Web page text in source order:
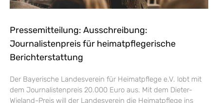
Pressemitteilung: Ausschreibung:
Journalistenpreis für heimatpflegerische
Berichterstattung
Der Bayerische Landesverein für Heimatpflege e.V. lobt mit
dem Journalistenpreis 20.000 Euro aus. Mit dem Dieter-
Wieland-Preis will der Landesverein die Heimatpflege ins